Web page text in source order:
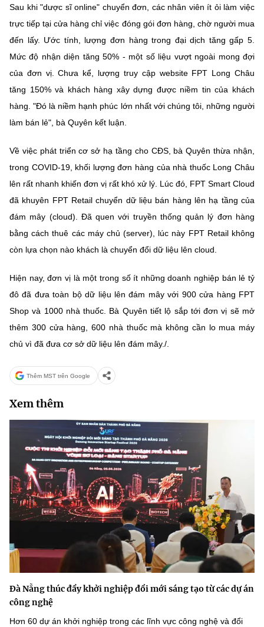
Sau khi "dược sĩ online" chuyển đơn, các nhân viên ít ỏi làm việc
trực tiếp tại cửa hàng chỉ việc đóng gói đơn hàng, chờ người mua
đến lấy. Ước tính, lượng đơn hàng trong đại dịch tăng gấp 5.
Mức độ nhận diện tăng 50% - một số liệu vượt ngoài mong đợi
của đơn vị. Chưa kể, lượng truy cập website FPT Long Châu
tăng 150% và khách hàng xây dựng được niềm tin của khách
hàng. "Đó là niềm hạnh phúc lớn nhất với chúng tôi, những người
làm bán lẻ", bà Quyên kết luận.
Về việc phát triển cơ sở hạ tầng cho CĐS, bà Quyên thừa nhận,
trong COVID-19, khối lượng đơn hàng của nhà thuốc Long Châu
lên rất nhanh khiến đơn vị rất khó xử lý. Lúc đó, FPT Smart Cloud
đã khuyên FPT Retail chuyển dữ liệu bán hàng lên hạ tầng của
đám mây (cloud). Đã quen với truyền thống quản lý đơn hàng
bằng cách thuê các máy chủ (server), lúc này FPT Retail không
còn lựa chọn nào khách là chuyển đổi dữ liệu lên cloud.
Hiện nay, đơn vị là một trong số ít những doanh nghiệp bán lẻ tỷ
đô đã đưa toàn bộ dữ liệu lên đám mây với 900 cửa hàng FPT
Shop và 1000 nhà thuốc. Bà Quyên tiết lộ sắp tới đơn vị sẽ mở
thêm 300 cửa hàng, 600 nhà thuốc mà không cần lo mua máy
chủ vì đã đưa cơ sở dữ liệu lên đám mây./.
Thêm MST trên Google
Xem thêm
Đà Nẵng thúc đẩy khởi nghiệp đổi mới sáng tạo từ các dự án
công nghệ
Hơn 60 dự án khởi nghiệp trong các lĩnh vực công nghệ và đổi